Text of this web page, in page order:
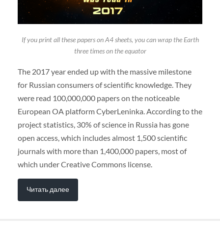
If you print all these papers on A4 sheets, you can wrap the Earth
three times on the equator
The 2017 year ended up with the massive milestone
for Russian consumers of scientific knowledge. They
were read 100,000,000 papers on the noticeable
European OA platform CyberLeninka. According to the
project statistics, 30% of science in Russia has gone
open access, which includes almost 1,500 scientific
journals with more than 1,400,000 papers, most of
which under Creative Commons license.
Читать далее